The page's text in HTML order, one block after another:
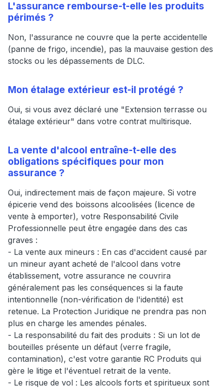
L'assurance rembourse-t-elle les produits
périmés ?
Non, l'assurance ne couvre que la perte accidentelle
(panne de frigo, incendie), pas la mauvaise gestion des
stocks ou les dépassements de DLC.
Mon étalage extérieur est-il protégé ?
Oui, si vous avez déclaré une "Extension terrasse ou
étalage extérieur" dans votre contrat multirisque.
La vente d'alcool entraîne-t-elle des
obligations spécifiques pour mon
assurance ?
Oui, indirectement mais de façon majeure. Si votre
épicerie vend des boissons alcoolisées (licence de
vente à emporter), votre Responsabilité Civile
Professionnelle peut être engagée dans des cas
graves :
- La vente aux mineurs : En cas d'accident causé par
un mineur ayant acheté de l'alcool dans votre
établissement, votre assurance ne couvrira
généralement pas les conséquences si la faute
intentionnelle (non-vérification de l'identité) est
retenue. La Protection Juridique ne prendra pas non
plus en charge les amendes pénales.
- La responsabilité du fait des produits : Si un lot de
bouteilles présente un défaut (verre fragile,
contamination), c'est votre garantie RC Produits qui
gère le litige et l'éventuel retrait de la vente.
- Le risque de vol : Les alcools forts et spiritueux sont